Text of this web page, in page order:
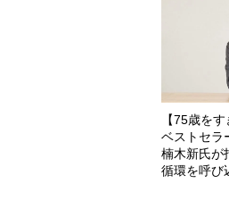
【75歳を
ベストセラ
楠木新氏が
循環を呼び